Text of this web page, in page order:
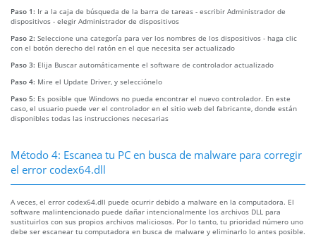
Paso 1: Ir a la caja de búsqueda de la barra de tareas - escribir Administrador de
dispositivos - elegir Administrador de dispositivos
Paso 2: Seleccione una categoría para ver los nombres de los dispositivos - haga clic
con el botón derecho del ratón en el que necesita ser actualizado
Paso 3: Elija Buscar automáticamente el software de controlador actualizado
Paso 4: Mire el Update Driver, y selecciónelo
Paso 5: Es posible que Windows no pueda encontrar el nuevo controlador. En este
caso, el usuario puede ver el controlador en el sitio web del fabricante, donde están
disponibles todas las instrucciones necesarias
Método 4: Escanea tu PC en busca de malware para corregir
el error codex64.dll
A veces, el error codex64.dll puede ocurrir debido a malware en la computadora. El
software malintencionado puede dañar intencionalmente los archivos DLL para
sustituirlos con sus propios archivos maliciosos. Por lo tanto, tu prioridad número uno
debe ser escanear tu computadora en busca de malware y eliminarlo lo antes posible.